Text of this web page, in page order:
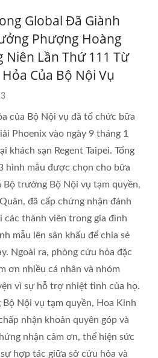
Global Đã Giành
Phượng Hoàng
Niên Lần Thứ 111 Từ
Của Bộ Nội Vụ
của Bộ Nội vụ đã tổ chức bữa
Phoenix vào ngày 9 tháng 1
khách sạn Regent Taipei. Tổng
hình mẫu được chọn cho bữa
Bộ trưởng Bộ Nội vụ tạm quyền,
đã cấp chứng nhận đánh
các thành viên trong gia đình
mẫu lên sân khấu để chia sẻ
Ngoài ra, phòng cứu hỏa đặc
ơn nhiều cá nhân và nhóm
vì sự hỗ trợ nhiệt tình của họ.
Bộ Nội vụ tạm quyền, Hoa Kinh
nhận khoản quyên góp và
nhận cảm ơn, thể hiện sức
hợp tác giữa sở cứu hỏa và